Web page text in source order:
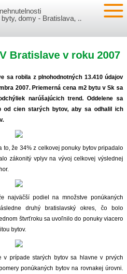
byty, domy - Bratislava, ..
Bratislave v roku 2007
sa robila z plnohodnotných 13.410 údajov
2007. Priemerná cena m2 bytu v Sk sa
narúšajúcich trend. Oddelene sa
od cien starých bytov, aby sa odhalil ich
to, že 34% z celkovej ponuky bytov pripadalo
zákonitý vplyv na vývoj celkovej výslednej
najväčší podiel na množstve ponúkaných
druhý bratislavský okres, čo bolo
štvrťroku sa uvoľnilo do ponuky viacero
bytov.
v prípade starých bytov sa hlavne v prvých
ponúkaných bytov na rovnakej úrovni.